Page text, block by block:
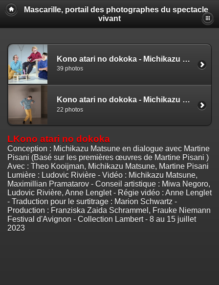
Mascarille, portail des photographes du spectacle
vivant
Kono atari no dokoka - Michikazu Matsune, Martine Pisani (EZ)
39 photos
Kono atari no dokoka - Michikazu Matsune, Martine Pisani (NS)
22 photos
LKono atari no dokoka
Conception : Michikazu Matsune en dialogue avec Martine
Pisani (Basé sur les premières œuvres de Martine Pisani )
Avec : Theo Kooijman, Michikazu Matsune, Martine Pisani
Lumière : Ludovic Rivière - Vidéo : Michikazu Matsune,
Maximillian Pramatarov - Conseil artistique : Miwa Negoro,
Ludovic Rivière, Anne Lenglet - Régie vidéo : Anne Lenglet
- Traduction pour le surtitrage : Marion Schwartz -
Production : Franziska Zaida Schrammel, Frauke Niemann
Festival d'Avignon - Collection Lambert - 8 au 15 juillet
2023